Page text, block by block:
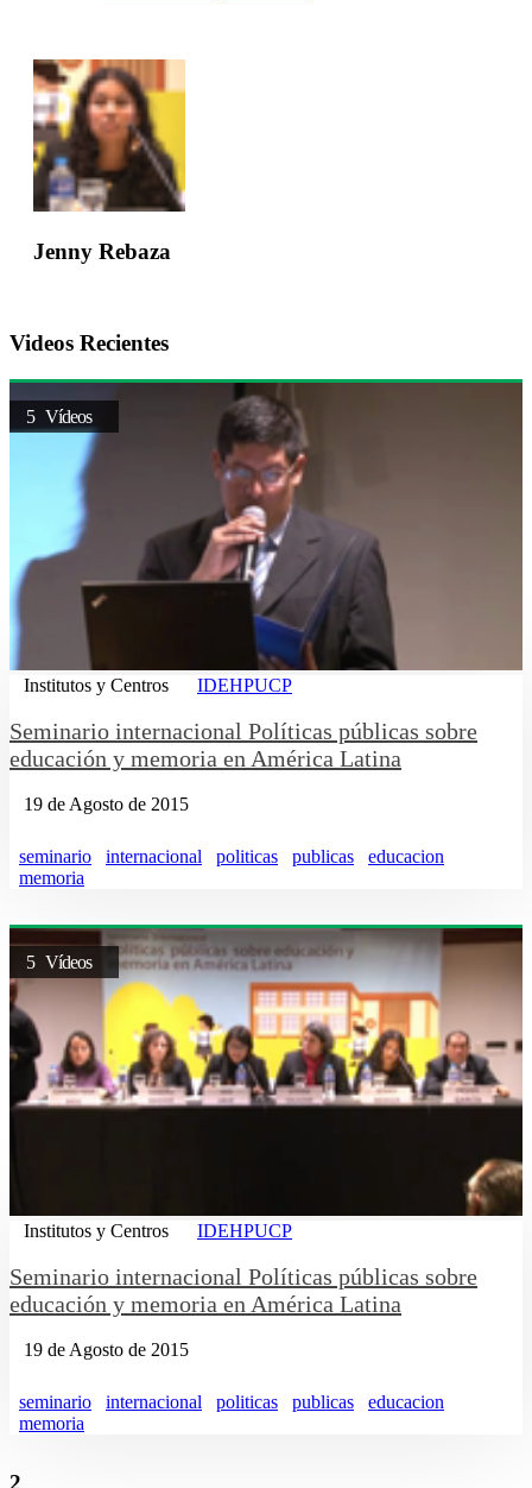
Jenny Rebaza
Videos Recientes
5 Vídeos
Institutos y Centros IDEHPUCP
Seminario internacional Políticas públicas sobre
educación y memoria en América Latina
19 de Agosto de 2015
seminario internacional politicas publicas
educacion
memoria
5 Vídeos
Institutos y Centros IDEHPUCP
Seminario internacional Políticas públicas sobre
educación y memoria en América Latina
19 de Agosto de 2015
seminario internacional politicas publicas
educacion
memoria
2